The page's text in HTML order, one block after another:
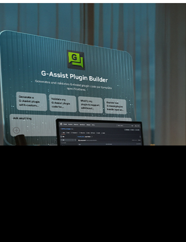
NVIDIA GeForce RTX
システムのチューニング、
す。
プラグイン ハッカソン(7 月 16 日 (水) までバーチ
求し、カスタムの G-Assist プラグインを構築する
NVIDIA ソーシャル メディア チャンネルで特集さ